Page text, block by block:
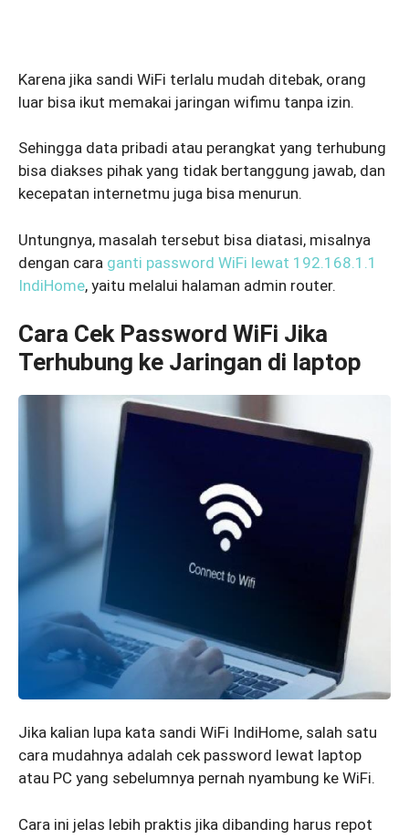
Karena jika sandi WiFi terlalu mudah ditebak, orang
luar bisa ikut memakai jaringan wifimu tanpa izin.
Sehingga data pribadi atau perangkat yang terhubung
bisa diakses pihak yang tidak bertanggung jawab, dan
kecepatan internetmu juga bisa menurun.
Untungnya, masalah tersebut bisa diatasi, misalnya
dengan cara ganti password WiFi lewat 192.168.1.1
IndiHome, yaitu melalui halaman admin router.
Cara Cek Password WiFi Jika
Terhubung ke Jaringan di laptop
Jika kalian lupa kata sandi WiFi IndiHome, salah satu
cara mudahnya adalah cek password lewat laptop
atau PC yang sebelumnya pernah nyambung ke WiFi.
Cara ini jelas lebih praktis jika dibanding harus repot